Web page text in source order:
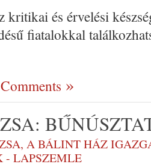
kritikai és érvelési
fiatalokkal
A BÁLINT HÁZ
- LAPSZEMLE